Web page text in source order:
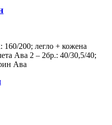
160/200; легло + кожена
Ава 2 – 2бр.: 40/30,5/40;
Ава